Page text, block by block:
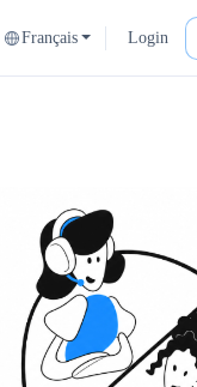
Français Login